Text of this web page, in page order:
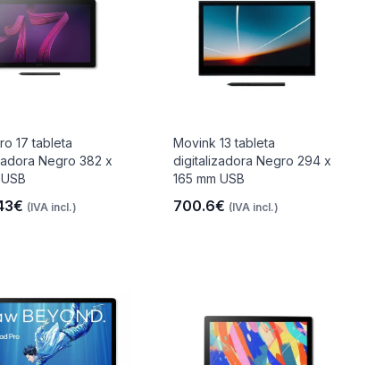
17 tableta
Negro 382 x
(IVA incl.)
Movink 13 tableta
digitalizadora Negro 294 x
165 mm USB
700.6€ (IVA incl.)